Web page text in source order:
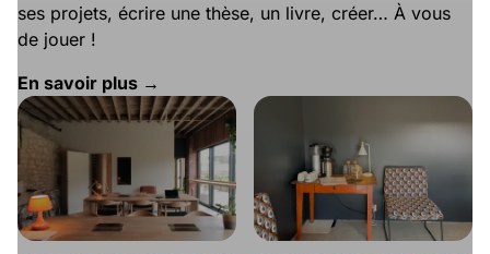
ses projets, écrire une thèse, un livre, créer… À vous
de jouer !
En savoir plus →